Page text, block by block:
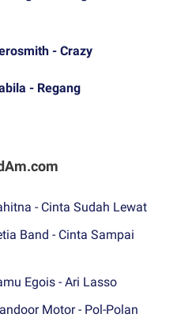
- Crazy
- Regang
- Cinta Sudah Lewat
Band - Cinta Sampai
Egois - Ari Lasso
Motor - Pol-Polan